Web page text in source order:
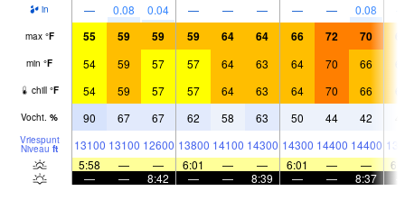
in — 0.08 0.04 — — — — — 0.08
max °F 55 59 59 59 64 64 66 72 70
min °F 54 59 57 57 64 63 64 70 66
chill °F 54 59 57 57 64 63 64 70 66
Vocht. % 90 67 67 62 58 63 50 44 42
Vriespunt
Niveau ft 13100 13100 12600 13800 14100 14300 14300 14400 14400
5:58
— — 6:01 — — 6:01 — —
—
— 8:42 — — 8:39 — — 8:37